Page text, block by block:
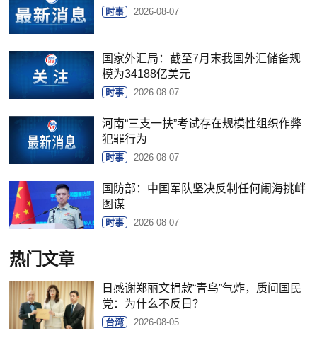
时事 2026-08-07
国家外汇局：截至7月末我国外汇储备规
模为34188亿美元
时事 2026-08-07
河南“三支一扶”考试存在规模性组织作弊
犯罪行为
时事 2026-08-07
国防部：中国军队坚决反制任何闹海挑衅
图谋
时事 2026-08-07
热门文章
日感谢郑丽文捐款“青鸟”气炸，质问国民
党：为什么不反日？
台湾 2026-08-05